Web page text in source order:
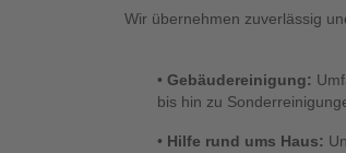
Wir übernehmen zuverlässig
• Gebäudereinigung:
bis hin zu
• Hilfe rund ums Haus: